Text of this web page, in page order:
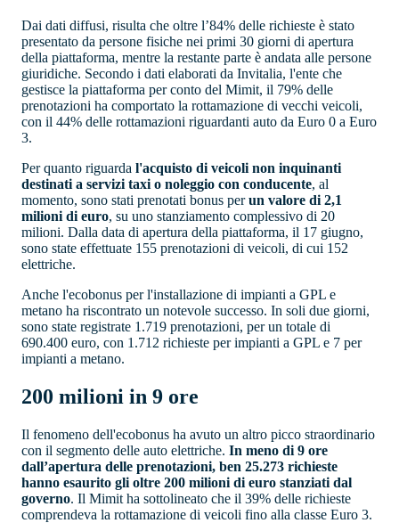
Dai dati diffusi, risulta che oltre l’84% delle richieste è stato
presentato da persone fisiche nei primi 30 giorni di apertura
della piattaforma, mentre la restante parte è andata alle persone
giuridiche. Secondo i dati elaborati da Invitalia, l'ente che
gestisce la piattaforma per conto del Mimit, il 79% delle
prenotazioni ha comportato la rottamazione di vecchi veicoli,
con il 44% delle rottamazioni riguardanti auto da Euro 0 a Euro
3.
Per quanto riguarda l'acquisto di veicoli non inquinanti
destinati a servizi taxi o noleggio con conducente, al
momento, sono stati prenotati bonus perun valore di 2,1
milioni di euro, su uno stanziamento complessivo di 20
milioni. Dalla data di apertura della piattaforma, il 17 giugno,
sono state effettuate 155 prenotazioni di veicoli, di cui 152
elettriche.
Anche l'ecobonus per l'installazione di impianti a GPL e
metano ha riscontrato un notevole successo. In soli due giorni,
sono state registrate 1.719 prenotazioni, per un totale di
690.400 euro, con 1.712 richieste per impianti a GPL e 7 per
impianti a metano.
200 milioni in 9 ore
Il fenomeno dell'ecobonus ha avuto un altro picco straordinario
con il segmento delle auto elettriche. In meno di 9 ore
dall’apertura delle prenotazioni, ben 25.273 richieste
hanno esaurito gli oltre 200 milioni di euro stanziati dal
governo. Il Mimit ha sottolineato che il 39% delle richieste
comprendeva la rottamazione di veicoli fino alla classe Euro 3.